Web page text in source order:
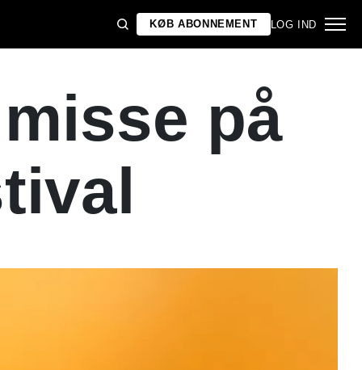
KØB ABONNEMENT LOG IND
på